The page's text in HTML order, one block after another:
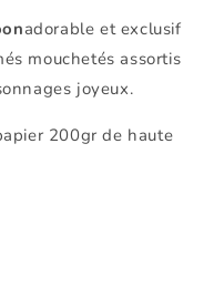
adorable et exclusif
mouchetés assortis
joyeux.
200gr de haute